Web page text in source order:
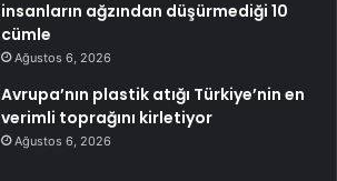
insanların ağzından düşürmediği 10
cümle
Ağustos 6, 2026
Avrupa’nın plastik atığı Türkiye’nin en
verimli toprağını kirletiyor
Ağustos 6, 2026